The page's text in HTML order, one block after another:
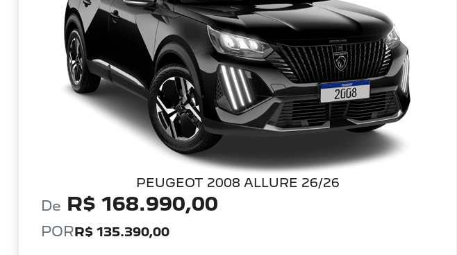
PEUGEOT 2008 ALLURE 26/26
De R$ 168.990,00
PORR$ 135.390,00